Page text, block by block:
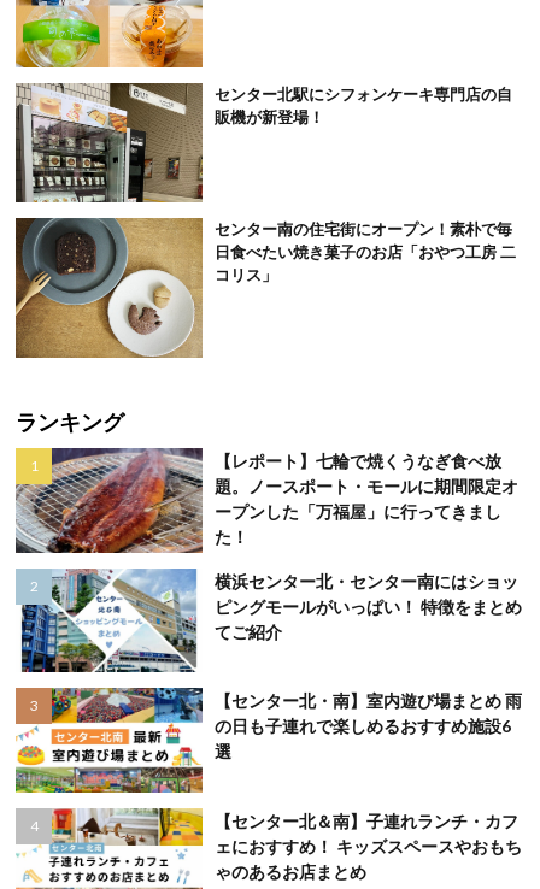
センター北駅にシフォンケーキ専門店の自
販機が新登場！
センター南の住宅街にオープン！素朴で毎
日食べたい焼き菓子のお店「おやつ工房 二
コリス」
ランキング
【レポート】七輪で焼くうなぎ食べ放
題。ノースポート・モールに期間限定オ
ープンした「万福屋」に行ってきまし
た！
横浜センター北・センター南にはショッ
ピングモールがいっぱい！ 特徴をまとめ
てご紹介
【センター北・南】室内遊び場まとめ 雨
の日も子連れで楽しめるおすすめ施設6
選
【センター北＆南】子連れランチ・カフ
ェにおすすめ！ キッズスペースやおもち
ゃのあるお店まとめ